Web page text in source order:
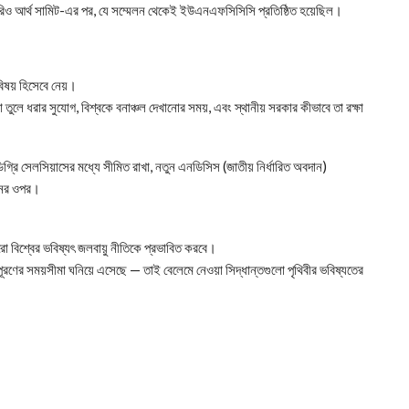
আর্থ সামিট-এর পর, যে সম্মেলন থেকেই ইউএনএফসিসিসি প্রতিষ্ঠিত হয়েছিল।
হিসেবে নেয়।
ধরার সুযোগ, বিশ্বকে বনাঞ্চল দেখানোর সময়, এবং স্থানীয় সরকার কীভাবে তা রক্ষা
সেলসিয়াসের মধ্যে সীমিত রাখা, নতুন এনডিসিস (জাতীয় নির্ধারিত অবদান)
ওপর।
ভবিষ্যৎ জলবায়ু নীতিকে প্রভাবিত করবে।
সময়সীমা ঘনিয়ে এসেছে — তাই বেলেমে নেওয়া সিদ্ধান্তগুলো পৃথিবীর ভবিষ্যতের